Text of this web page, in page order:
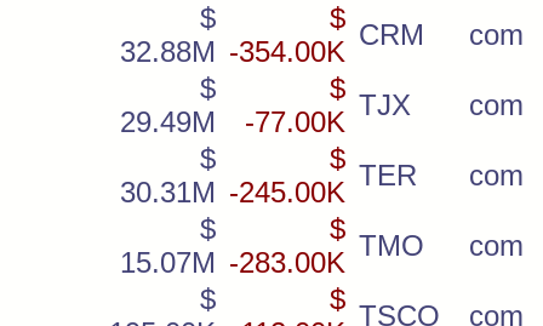
$
32.88M
$
-354.00K
CRM
com
$
29.49M
$
-77.00K
TJX
com
$
30.31M
$
-245.00K
TER
com
$
15.07M
$
-283.00K
TMO
com
$
$
TSCO com